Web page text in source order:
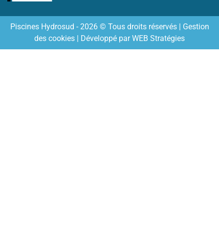
Piscines Hydrosud - 2026 © Tous droits réservés | Gestion
des cookies | Développé parWEB Stratégies